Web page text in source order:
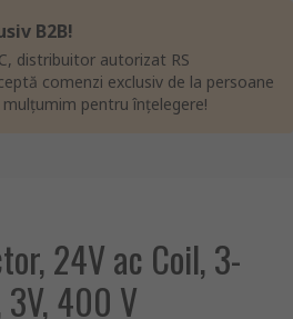
B2B!
distribuitor autorizat RS
comenzi exclusiv de la persoane
mulțumim pentru înțelegere!
24V ac Coil, 3-
3V, 400 V